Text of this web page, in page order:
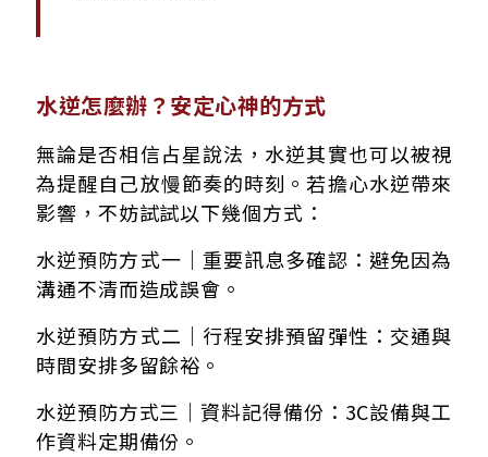
水逆怎麼辦？安定心神的方式
無論是否相信占星說法，水逆其實也可以被視
為提醒自己放慢節奏的時刻。若擔心水逆帶來
影響，不妨試試以下幾個方式：
水逆預防方式一｜重要訊息多確認：避免因為
溝通不清而造成誤會。
水逆預防方式二｜行程安排預留彈性：交通與
時間安排多留餘裕。
水逆預防方式三｜資料記得備份：3C設備與工
作資料定期備份。